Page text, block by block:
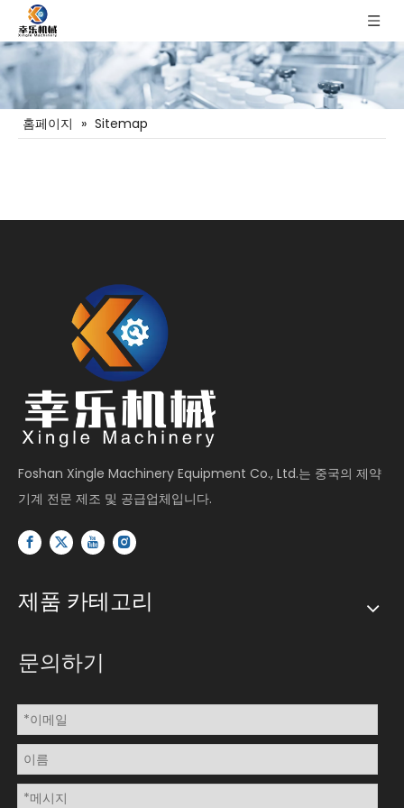
홈페이지 » Sitemap
Foshan Xingle Machinery Equipment Co., Ltd.는 중국의 제약
기계 전문 제조 및 공급업체입니다.
제품 카테고리
문의하기